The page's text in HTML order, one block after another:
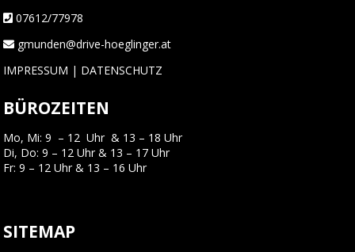
07612/77978
gmunden@drive-hoeglinger.at
IMPRESSUM | DATENSCHUTZ
BÜROZEITEN
Mo, Mi: 9 – 12 Uhr & 13 – 18 Uhr
Di, Do: 9 – 12 Uhr & 13 – 17 Uhr
Fr: 9 – 12 Uhr & 13 – 16 Uhr
SITEMAP